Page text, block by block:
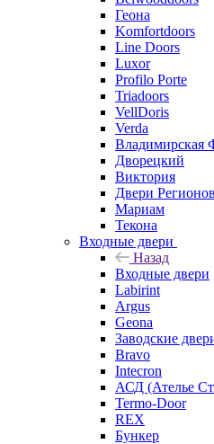
Геона
Komfortdoors
Line Doors
Luxor
Profilo Porte
Triadoors
VellDoris
Verda
Владимирская
Дворецкий
Виктория
Двери Регионов
Мариам
Текона
Входные двери
Назад
Входные двери
Labirint
Argus
Geona
Заводские
Bravo
Intecron
АСД (Ателье
Termo-Door
REX
Бункер